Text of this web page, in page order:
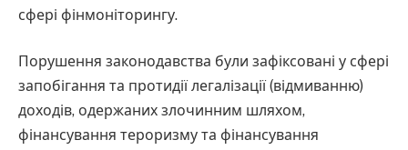
сфері фінмоніторингу.
Порушення законодавства були зафіксовані у сфері
запобігання та протидії легалізації (відмиванню)
доходів, одержаних злочинним шляхом,
фінансування тероризму та фінансування